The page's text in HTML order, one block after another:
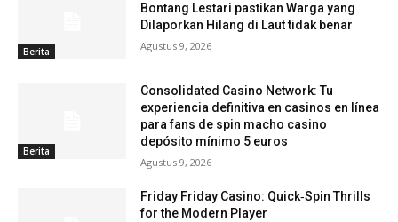
Berita
Bontang Lestari pastikan Warga yang
Dilaporkan Hilang di Laut tidak benar
Agustus 9, 2026
Berita
Consolidated Casino Network: Tu
experiencia definitiva en casinos en línea
para fans de spin macho casino
depósito mínimo 5 euros
Agustus 9, 2026
Friday Friday Casino: Quick‑Spin Thrills
for the Modern Player